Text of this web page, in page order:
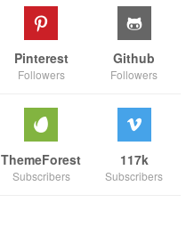
Pinterest
Followers
Github
Followers
ThemeForest
Subscribers
117k
Subscribers